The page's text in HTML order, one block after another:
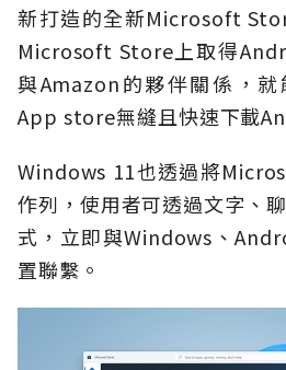
新打造的全新Microsoft
Microsoft Store上取得
與Amazon的夥伴關係，
App store無縫且快速下載
Windows 11也透過將
作列，使用者可透過文字、
式，立即與Windows、
置聯繫。